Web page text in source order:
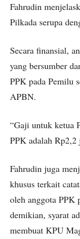
Fahrudin
Pilkada serupa
Secara finansial,
yang bersumber
PPK pada Pemilu
APBN.
“Gaji untuk ketua
PPK adalah Rp2,2
Fahrudin juga
khusus terkait
oleh anggota PPK
demikian, syarat
membuat KPU